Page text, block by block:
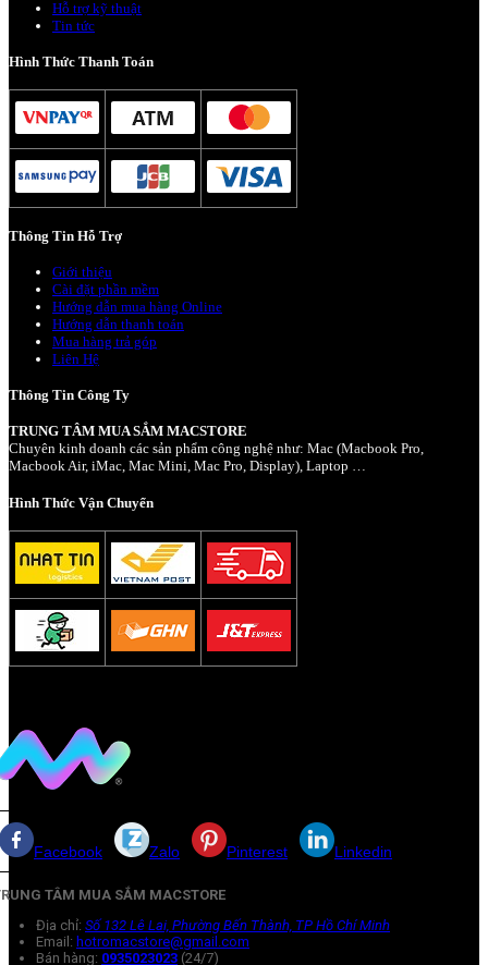
Hỗ trợ kỹ thuật
Tin tức
Hình Thức Thanh Toán
Thông Tin Hỗ Trợ
Giới thiệu
Cài đặt phần mềm
Hướng dẫn mua hàng Online
Hướng dẫn thanh toán
Mua hàng trả góp
Liên Hệ
Thông Tin Công Ty
TRUNG TÂM MUA SẮM MACSTORE
Chuyên kinh doanh các sản phẩm công nghệ như: Mac (Macbook Pro,
Macbook Air, iMac, Mac Mini, Mac Pro, Display), Laptop …
Hình Thức Vận Chuyển
Facebook Zalo Pinterest Linkedin
TÂM MUA SẮM MACSTORE
Địa chỉ: Số 132 Lê Lai, Phường Bến Thành, TP Hồ Chí Minh
Email: hotromacstore@gmail.com
Bán hàng: 0935023023 (24/7)